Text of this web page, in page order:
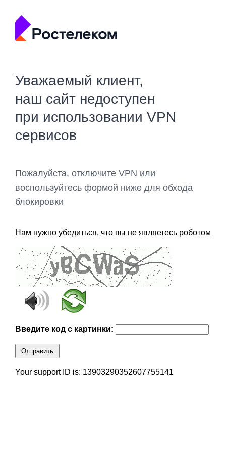
Уважаемый клиент,
наш сайт недоступен
при использовании VPN
сервисов
Пожалуйста, отключите VPN или
воспользуйтесь формой ниже для обхода
блокировки
Нам нужно убедиться, что вы не являетесь роботом
Введите код с картинки:
Отправить
Your support ID is: 13903290352607755141